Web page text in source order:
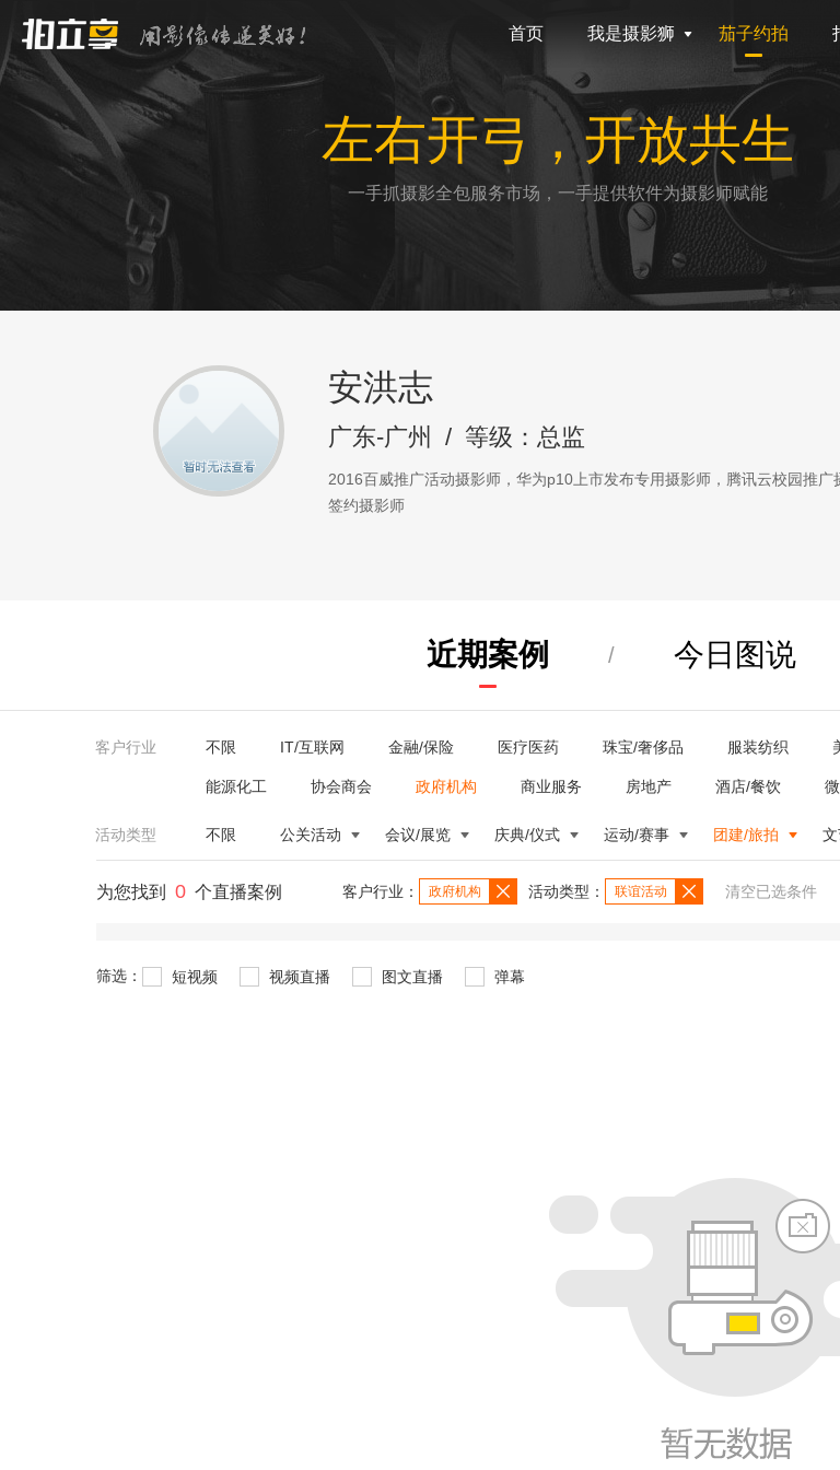
首页 我是摄影狮 茄子约拍
左右开弓，开放共生
一手抓摄影全包服务市场，一手提供软件为摄影师赋能
安洪志
广东-广州 / 等级：总监
2016百威推广活动摄影师，华为p10上市发布专用摄影师，腾讯云校园推
签约摄影师
近期案例 / 今日图说
客户行业 不限 IT/互联网 金融/保险 医疗医药 珠宝/奢侈品 服装纺织
能源化工 协会商会 政府机构 商业服务 房地产 酒店/餐饮
活动类型 不限 公关活动 会议/展览 庆典/仪式 运动/赛事 团建/旅拍
为您找到 0 个直播案例 客户行业： 政府机构 活动类型： 联谊活动 清空已选条件
筛选： 短视频 视频直播 图文直播 弹幕